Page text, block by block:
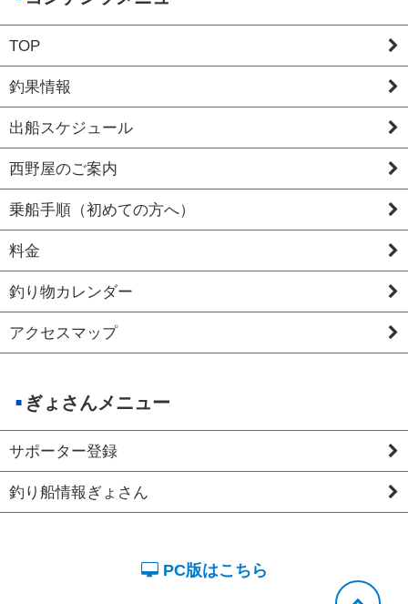
TOP
釣果情報
出船スケジュール
西野屋のご案内
乗船手順（初めての方へ）
料金
釣り物カレンダー
アクセスマップ
ぎょさんメニュー
サポーター登録
釣り船情報ぎょさん
PC版はこちら